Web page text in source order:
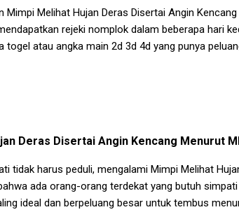
Mimpi Melihat Hujan Deras Disertai Angin Kencang
rejeki nomplok dalam beberapa hari
togel atau angka main 2d 3d 4d yang punya
Deras Disertai Angin Kencang Menurut
tidak harus peduli, mengalami Mimpi Melihat
ada orang-orang terdekat yang butuh
ideal dan berpeluang besar untuk tembus